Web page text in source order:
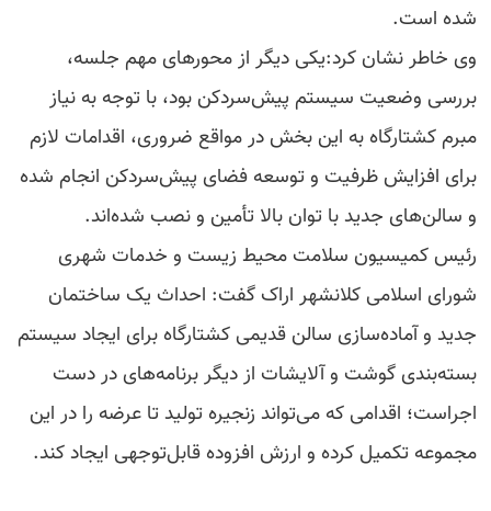
شده است.
وی خاطر نشان کرد:یکی دیگر از محورهای مهم جلسه،
بررسی وضعیت سیستم پیش‌سردکن بود، با توجه به نیاز
مبرم کشتارگاه به این بخش در مواقع ضروری، اقدامات لازم
برای افزایش ظرفیت و توسعه فضای پیش‌سردکن انجام شده
و سالن‌های جدید با توان بالا تأمین و نصب شده‌اند.
رئیس کمیسیون سلامت محیط زیست و خدمات شهری
شورای اسلامی کلانشهر اراک گفت: احداث یک ساختمان
جدید و آماده‌سازی سالن قدیمی کشتارگاه برای ایجاد سیستم
بسته‌بندی گوشت و آلایشات از دیگر برنامه‌های در دست
اجراست؛ اقدامی که می‌تواند زنجیره تولید تا عرضه را در این
مجموعه تکمیل کرده و ارزش افزوده قابل‌توجهی ایجاد کند.